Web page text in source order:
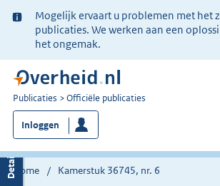
Ter
informatie:
Mogelijk ervaart u problemen met het
publicaties. We werken aan een
het ongemak.
U
bent
nu
hier:
Publicaties Officiële publicaties
Inloggen
Home Kamerstuk 36745, nr. 6